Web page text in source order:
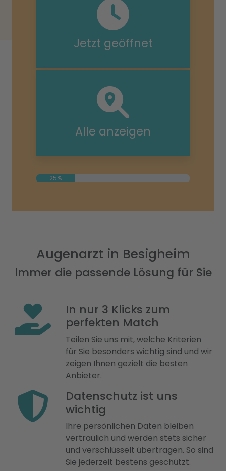
Jetzt geöffnet
Alle anzeigen
25%
Augenarzt in Besigheim
Immer die passende Lösung für Sie
In nur 3 Klicks zum
perfekten Match
Teilen Sie uns mit, welche Kriterien
für Sie besonders wichtig sind und wir
zeigen Ihnen gezielt die besten
Anbieter.
Datenschutz ist uns
wichtig
Ihre persönlichen Daten bleiben
vertraulich und werden stets sicher
und verschlüsselt übertragen. So sind
Sie jederzeit bestens geschützt.